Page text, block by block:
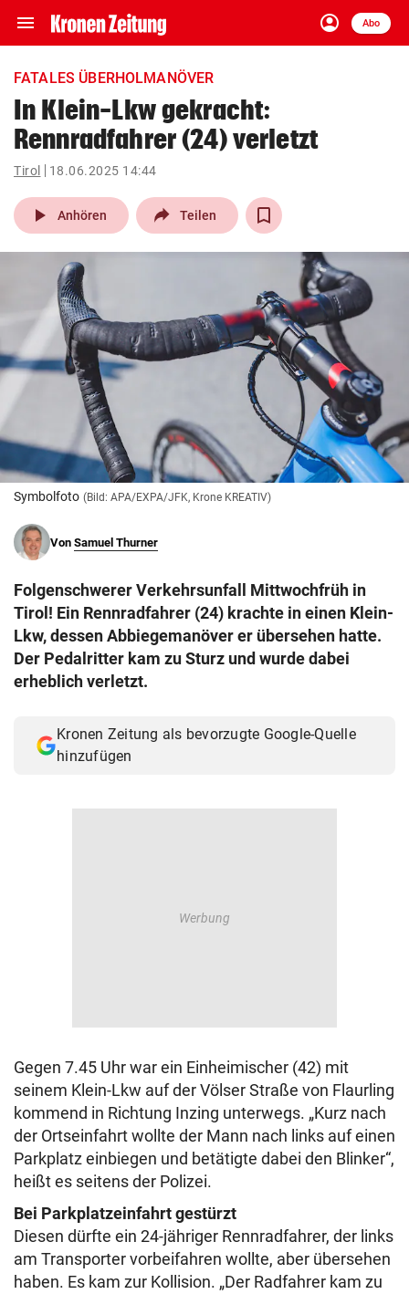
menu Navigation
ein-/ausklappen
account_circle
Anmelden
Abo
close Schließen
account_circle Anmelden
arrow_right
pin_drop
Wien arrow_right
bookmark
Suchbegriff
eingeben
© Krone Multimedia GmbH & Co KG 2026
Muthgasse 2, 1190 Wien
FATALES ÜBERHOLMANÖVER
In Klein-Lkw gekracht:
Rennradfahrer (24) verletzt
Tirol 18.06.2025 14:44
play_arrow Anhören Teilen
Symbolfoto (Bild: APA/EXPA/JFK, Krone KREATIV)
Von Samuel Thurner
Folgenschwerer Verkehrsunfall Mittwochfrüh in
Tirol! Ein Rennradfahrer (24) krachte in einen Klein-
Lkw, dessen Abbiegemanöver er übersehen hatte.
Der Pedalritter kam zu Sturz und wurde dabei
erheblich verletzt.
Kronen Zeitung als bevorzugte Google-Quelle
hinzufügen
Gegen 7.45 Uhr war ein Einheimischer (42) mit
seinem Klein-Lkw auf der Völser Straße von Flaurling
kommend in Richtung Inzing unterwegs. „Kurz nach
der Ortseinfahrt wollte der Mann nach links auf einen
Parkplatz einbiegen und betätigte dabei den Blinker“,
heißt es seitens der Polizei.
Bei Parkplatzeinfahrt gestürzt
Diesen dürfte ein 24-jähriger Rennradfahrer, der links
am Transporter vorbeifahren wollte, aber übersehen
haben. Es kam zur Kollision. „Der Radfahrer kam zu